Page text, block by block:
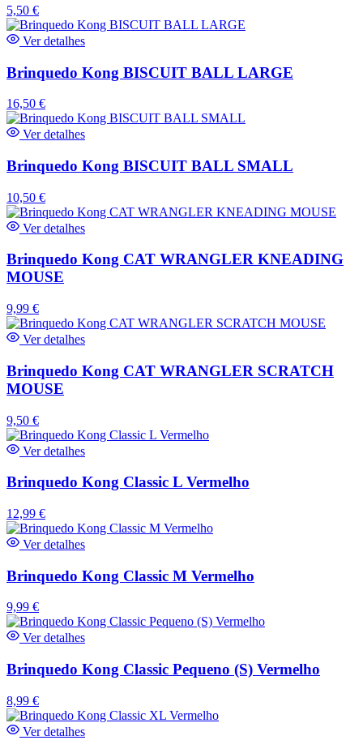
5,50 €
Ver detalhes
Brinquedo Kong BISCUIT BALL LARGE
16,50 €
Ver detalhes
Brinquedo Kong BISCUIT BALL SMALL
10,50 €
Ver detalhes
Brinquedo Kong CAT WRANGLER KNEADING
MOUSE
9,99 €
Ver detalhes
Brinquedo Kong CAT WRANGLER SCRATCH
MOUSE
9,50 €
Ver detalhes
Brinquedo Kong Classic L Vermelho
12,99 €
Ver detalhes
Brinquedo Kong Classic M Vermelho
9,99 €
Ver detalhes
Brinquedo Kong Classic Pequeno (S) Vermelho
8,99 €
Ver detalhes